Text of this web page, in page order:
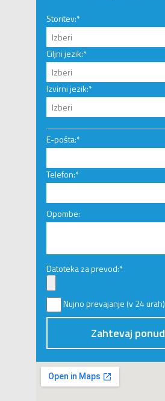
Storitev:*
Ciljni jezik:*
Izvirni jezik:*
E-pošta:*
Telefon:*
Opombe:
Datoteka za prevod:*
Nujno prevajanje (v 24 urah)